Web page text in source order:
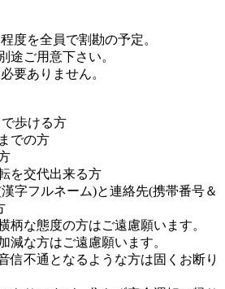
度を全員で割勘の予定。
ご用意下さい。
要ありません。
歩ける方
での方
を交代出来る方
字フルネーム)と連絡先(携帯番号＆
な態度の方はご遠慮願います。
な方はご遠慮願います。
信不通となるような方は固くお断り